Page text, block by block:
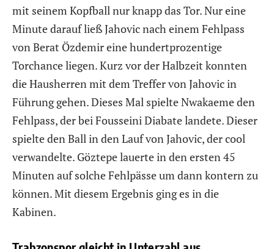
mit seinem Kopfball nur knapp das Tor. Nur eine
Minute darauf ließ Jahovic nach einem Fehlpass
von Berat Özdemir eine hundertprozentige
Torchance liegen. Kurz vor der Halbzeit konnten
die Hausherren mit dem Treffer von Jahovic in
Führung gehen. Dieses Mal spielte Nwakaeme den
Fehlpass, der bei Fousseini Diabate landete. Dieser
spielte den Ball in den Lauf von Jahovic, der cool
verwandelte. Göztepe lauerte in den ersten 45
Minuten auf solche Fehlpässe um dann kontern zu
können. Mit diesem Ergebnis ging es in die
Kabinen.